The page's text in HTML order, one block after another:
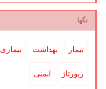
تگها
بیمار بهداشت بیماری
رپورتاژ ایمنی